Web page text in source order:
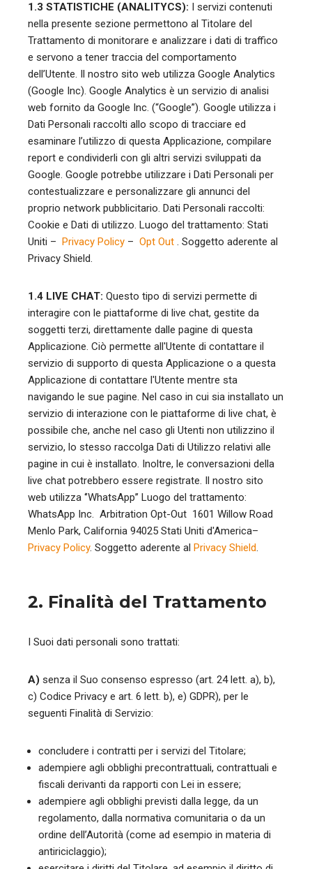
1.3 STATISTICHE (ANALITYCS): I servizi contenuti
nella presente sezione permettono al Titolare del
Trattamento di monitorare e analizzare i dati di traffico
e servono a tener traccia del comportamento
dell’Utente. Il nostro sito web utilizza Google Analytics
(Google Inc). Google Analytics è un servizio di analisi
web fornito da Google Inc. (“Google”). Google utilizza i
Dati Personali raccolti allo scopo di tracciare ed
esaminare l’utilizzo di questa Applicazione, compilare
report e condividerli con gli altri servizi sviluppati da
Google. Google potrebbe utilizzare i Dati Personali per
contestualizzare e personalizzare gli annunci del
proprio network pubblicitario. Dati Personali raccolti:
Cookie e Dati di utilizzo. Luogo del trattamento: Stati
Uniti – Privacy Policy – Opt Out . Soggetto aderente al
Privacy Shield.
1.4 LIVE CHAT: Questo tipo di servizi permette di
interagire con le piattaforme di live chat, gestite da
soggetti terzi, direttamente dalle pagine di questa
Applicazione. Ciò permette all'Utente di contattare il
servizio di supporto di questa Applicazione o a questa
Applicazione di contattare l'Utente mentre sta
navigando le sue pagine. Nel caso in cui sia installato un
servizio di interazione con le piattaforme di live chat, è
possibile che, anche nel caso gli Utenti non utilizzino il
servizio, lo stesso raccolga Dati di Utilizzo relativi alle
pagine in cui è installato. Inoltre, le conversazioni della
live chat potrebbero essere registrate. Il nostro sito
web utilizza ‘’WhatsApp’’ Luogo del trattamento:
WhatsApp Inc. Arbitration Opt-Out 1601 Willow Road
Menlo Park, California 94025 Stati Uniti d'America–
Privacy Policy. Soggetto aderente al Privacy Shield.
2. Finalità del Trattamento
I Suoi dati personali sono trattati:
A) senza il Suo consenso espresso (art. 24 lett. a), b),
c) Codice Privacy e art. 6 lett. b), e) GDPR), per le
seguenti Finalità di Servizio:
concludere i contratti per i servizi del Titolare;
adempiere agli obblighi precontrattuali, contrattuali e
fiscali derivanti da rapporti con Lei in essere;
adempiere agli obblighi previsti dalla legge, da un
regolamento, dalla normativa comunitaria o da un
ordine dell’Autorità (come ad esempio in materia di
antiriciclaggio);